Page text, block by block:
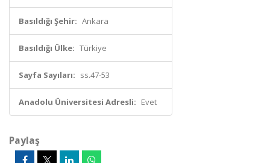
Basıldığı Şehir: Ankara
Basıldığı Ülke: Türkiye
Sayfa Sayıları: ss.47-53
Anadolu Üniversitesi Adresli: Evet
Paylaş